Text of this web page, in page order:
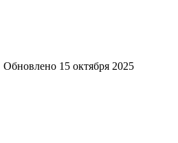
Обновлено 15 октября 2025